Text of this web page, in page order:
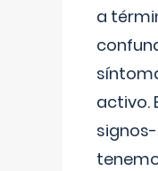
a
activo.